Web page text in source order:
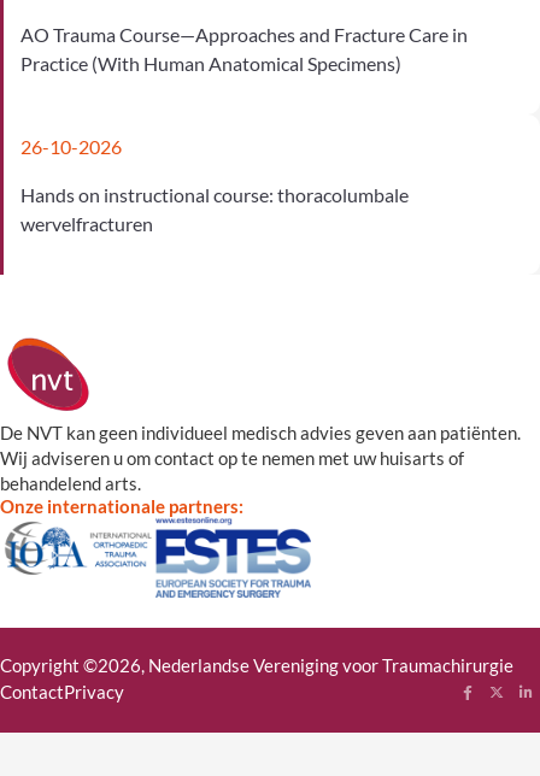
AO Trauma Course—Approaches and Fracture Care in
Practice (With Human Anatomical Specimens)
26-10-2026
Hands on instructional course: thoracolumbale
wervelfracturen
De NVT kan geen individueel medisch advies geven aan patiënten.
Wij adviseren u om contact op te nemen met uw huisarts of
behandelend arts.
Onze internationale partners:
Copyright ©2026, Nederlandse Vereniging voor Traumachirurgie
ContactPrivacy
Follow